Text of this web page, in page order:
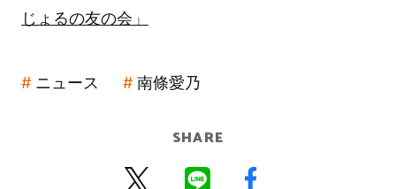
じょるの友の会」
ニュース 南條愛乃
SHARE